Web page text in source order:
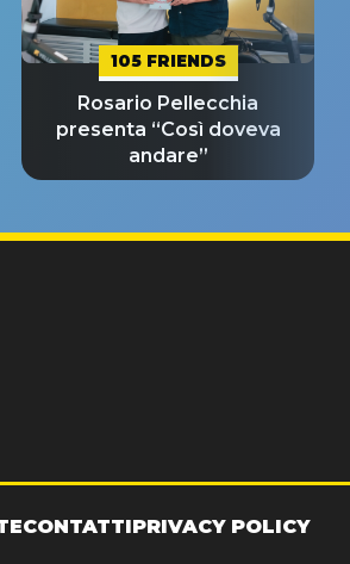
105 FRIENDS
Rosario Pellecchia
presenta “Così doveva
andare”
CONTATTIPRIVACY POLICY